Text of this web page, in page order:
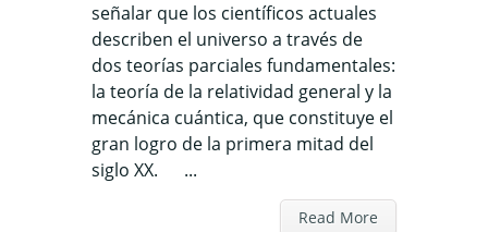
señalar que los científicos actuales
describen el universo a través de
dos teorías parciales fundamentales:
la teoría de la relatividad general y la
mecánica cuántica, que constituye el
gran logro de la primera mitad del
siglo XX. ...
Read More